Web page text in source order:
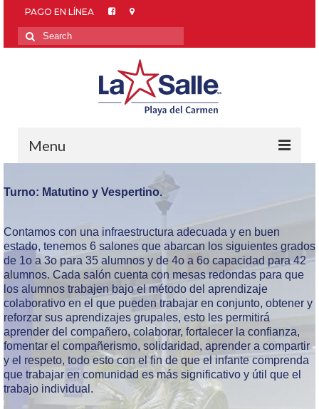
PAGO EN LÍNEA
Search
for:
Menu
INICIO
APOYO ACADÉMICO
OTROS SERVICIOS
COMUNIDAD
CONTACTO
Turno: Matutino y Vespertino.
Contamos con una infraestructura adecuada y en buen
estado, tenemos 6 salones que abarcan los siguientes grados
de 1o a 3o para 35 alumnos y de 4o a 6o capacidad para 42
alumnos. Cada salón cuenta con mesas redondas para que
los alumnos trabajen bajo el método del aprendizaje
colaborativo en el que pueden trabajar en conjunto, obtener y
reforzar sus aprendizajes grupales, esto les permitirá
aprender del compañero, colaborar, fortalecer la confianza,
fomentar el compañerismo, solidaridad, aprender a compartir
y el respeto, todo esto con el fin de que el infante comprenda
que trabajar en comunidad es más significativo y útil que el
trabajo individual.